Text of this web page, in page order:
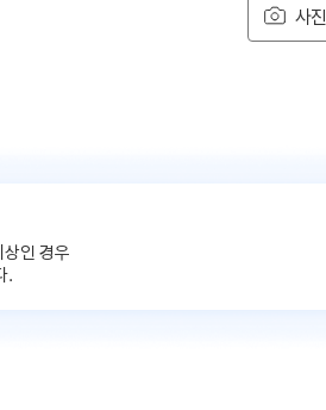
사진
인 경우
.